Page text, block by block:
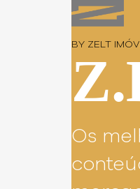
BY ZELT
Os